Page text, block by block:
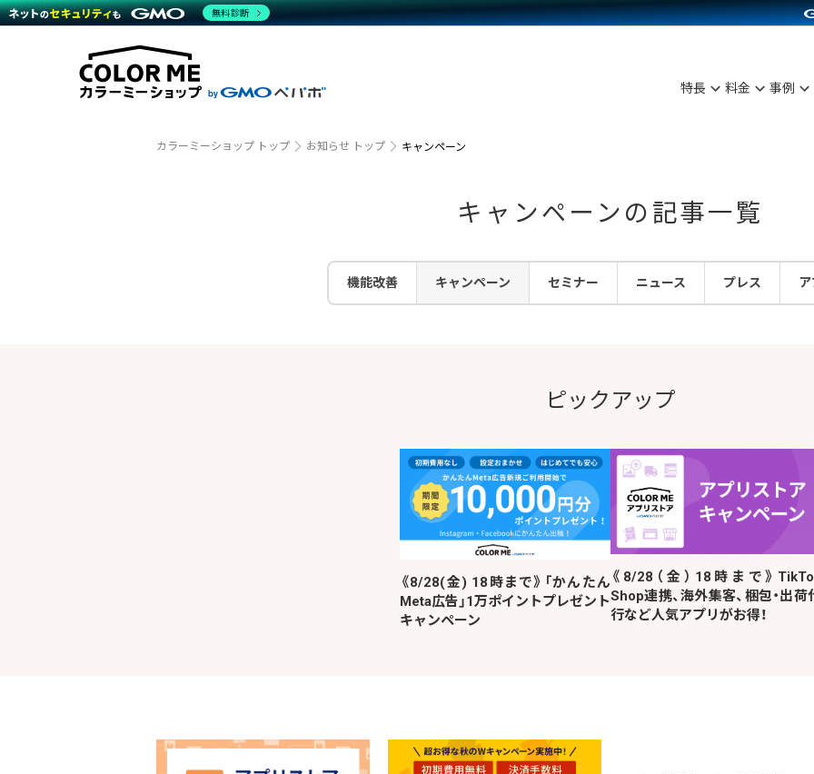
特長 料金 事例
商材一覧を見る
機能一覧を見る
越境EC（海外販売）
売上につながる集客
顧客ロイヤリティを向上
複数店舗との連携
雑貨販売
料金
プラン・料金一覧を見る
料金シミュレーション
事例
運営サポート
サポート一覧を見る
開発・API連携代行
カラーミーショップ トップ お知らせ トップ キャンペーン
キャンペーンの記事一覧
機能改善 キャンペーン セミナー ニュース プレス
ピックアップ
《8/28(金) 18時まで》「かんたん
Meta広告」1万ポイントプレゼント
キャンペーン
《8/28（金）18時まで》
Shop連携、海外集客、梱包・出荷
行など人気アプリがお得！
無料診断